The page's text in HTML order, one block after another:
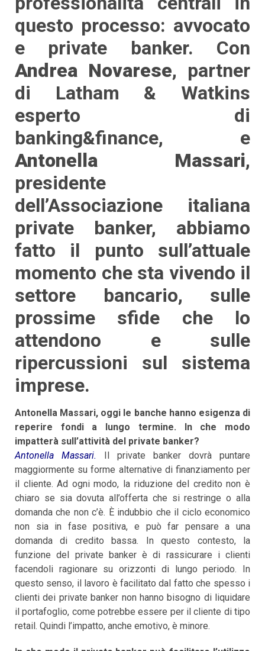
questo processo: avvocato
e private banker. Con
Andrea Novarese, partner
di Latham & Watkins
esperto di
banking&finance, e
Antonella Massari,
presidente
dell’Associazione italiana
private banker, abbiamo
fatto il punto sull’attuale
momento che sta vivendo il
settore bancario, sulle
prossime sfide che lo
attendono e sulle
ripercussioni sul sistema
imprese.
Antonella Massari, oggi le banche hanno esigenza di
reperire fondi a lungo termine. In che modo
impatterà sull’attività del private banker?
Antonella Massari.
Il private banker dovrà puntare
maggiormente su forme alternative di finanziamento per
il cliente. Ad ogni modo, la riduzione del credito non è
chiaro se sia dovuta all’offerta che si restringe o alla
domanda che non c’è. È indubbio che il ciclo economico
non sia in fase positiva, e può far pensare a una
domanda di credito bassa. In questo contesto, la
funzione del private banker è di rassicurare i clienti
facendoli ragionare su orizzonti di lungo periodo. In
questo senso, il lavoro è facilitato dal fatto che spesso i
clienti dei private banker non hanno bisogno di liquidare
il portafoglio, come potrebbe essere per il cliente di tipo
retail. Quindi l’impatto, anche emotivo, è minore.